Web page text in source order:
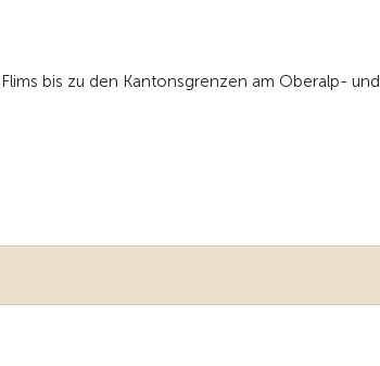
bis zu den Kantonsgrenzen am Oberalp- und